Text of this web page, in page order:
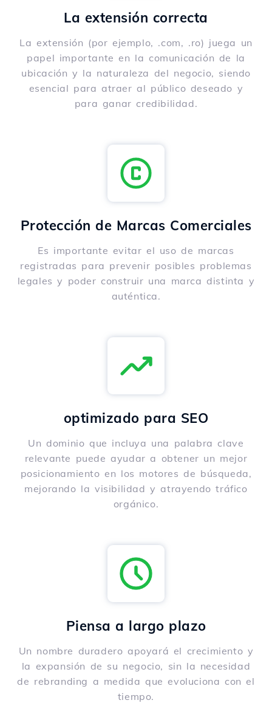
La extensión correcta
La extensión (por ejemplo, .com, .ro) juega un
papel importante en la comunicación de la
ubicación y la naturaleza del negocio, siendo
esencial para atraer al público deseado y
para ganar credibilidad.
Protección de Marcas Comerciales
Es importante evitar el uso de marcas
registradas para prevenir posibles problemas
legales y poder construir una marca distinta y
auténtica.
optimizado para SEO
Un dominio que incluya una palabra clave
relevante puede ayudar a obtener un mejor
posicionamiento en los motores de búsqueda,
mejorando la visibilidad y atrayendo tráfico
orgánico.
Piensa a largo plazo
Un nombre duradero apoyará el crecimiento y
la expansión de su negocio, sin la necesidad
de rebranding a medida que evoluciona con el
tiempo.